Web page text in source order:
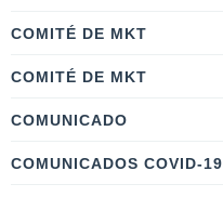
COMITÉ DE MKT
COMITÉ DE MKT
COMUNICADO
COMUNICADOS COVID-19